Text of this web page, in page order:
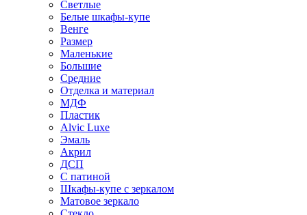
Светлые
Белые шкафы-купе
Венге
Размер
Маленькие
Большие
Средние
Отделка и материал
МДФ
Пластик
Alvic Luxe
Эмаль
Акрил
ДСП
С патиной
Шкафы-купе с зеркалом
Матовое зеркало